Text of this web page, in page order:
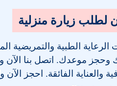
لطلب زيارة منزلية
الطبية والتمريضية
وحجز موعدك. اتصل بنا
والعناية الفائقة. احجز